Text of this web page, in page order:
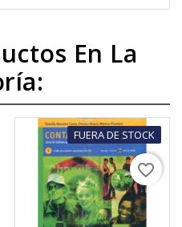
En La
FUERA DE STOCK
favorite_border